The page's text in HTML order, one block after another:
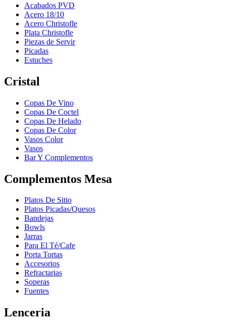
Acabados PVD
Acero 18/10
Acero Christofle
Plata Christofle
Piezas de Servir
Picadas
Estuches
Cristal
Copas De Vino
Copas De Coctel
Copas De Helado
Copas De Color
Vasos Color
Vasos
Bar Y Complementos
Complementos Mesa
Platos De Sitio
Platos Picadas/Quesos
Bandejas
Bowls
Jarras
Para El Té/Cafe
Porta Tortas
Accesorios
Refractarias
Soperas
Fuentes
Lenceria